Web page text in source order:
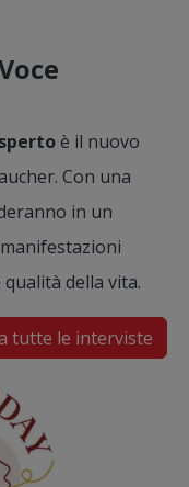
è il nuovo
Con una
in un
della vita.
tutte le interviste